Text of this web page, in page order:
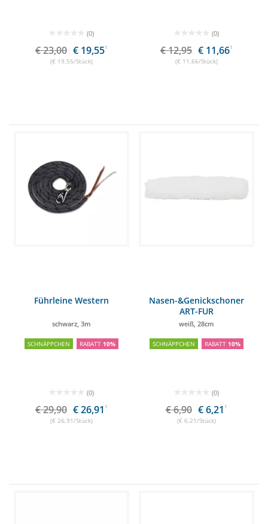
(0)
€ 23,00 € 19,551
(€ 19,55/Stück)
(0)
€ 12,95 € 11,661
(€ 11,66/Stück)
Führleine Western
schwarz, 3m
SCHNÄPPCHEN RABATT 10%
(0)
€ 29,90 € 26,91 1
(€ 26,91/Stück)
Nasen-&Genickschoner
ART-FUR
weiß, 28cm
SCHNÄPPCHEN RABATT 10%
(0)
€ 6,90 € 6,21 1
(€ 6,21/Stück)